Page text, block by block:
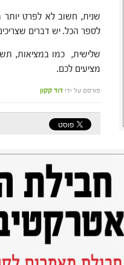
שנית, חשוב לא לפרט יותר
לספר הכל. יש דברים
שלישית, כמו במציאות,
מציעים לכם.
פורסם על ידי דוד קקון